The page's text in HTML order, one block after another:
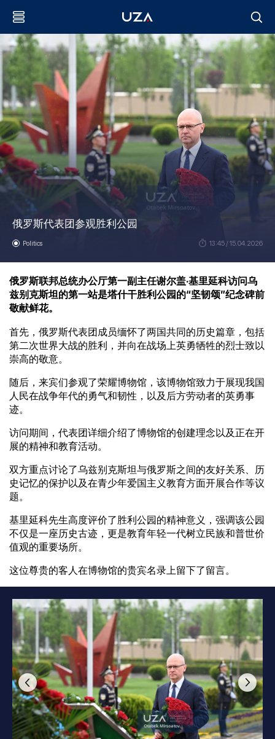
俄罗斯代表团参观胜利公园
Politics 13:45 / 15.04.2026
俄罗斯联邦总统办公厅第一副主任谢尔盖·基里延科访问乌
兹别克斯坦的第一站是塔什干胜利公园的“坚韧颂”纪念碑前
敬献鲜花。
首先，俄罗斯代表团成员缅怀了两国共同的历史篇章，包括
第二次世界大战的胜利，并向在战场上英勇牺牲的烈士致以
崇高的敬意。
随后，来宾们参观了荣耀博物馆，该博物馆致力于展现我国
人民在战争年代的勇气和韧性，以及后方劳动者的英勇事
迹。
访问期间，代表团详细介绍了博物馆的创建理念以及正在开
展的精神和教育活动。
双方重点讨论了乌兹别克斯坦与俄罗斯之间的友好关系、历
史记忆的保护以及在青少年爱国主义教育方面开展合作等议
题。
基里延科先生高度评价了胜利公园的精神意义，强调该公园
不仅是一座历史古迹，更是教育年轻一代树立民族和普世价
值观的重要场所。
这位尊贵的客人在博物馆的贵宾名录上留下了留言。